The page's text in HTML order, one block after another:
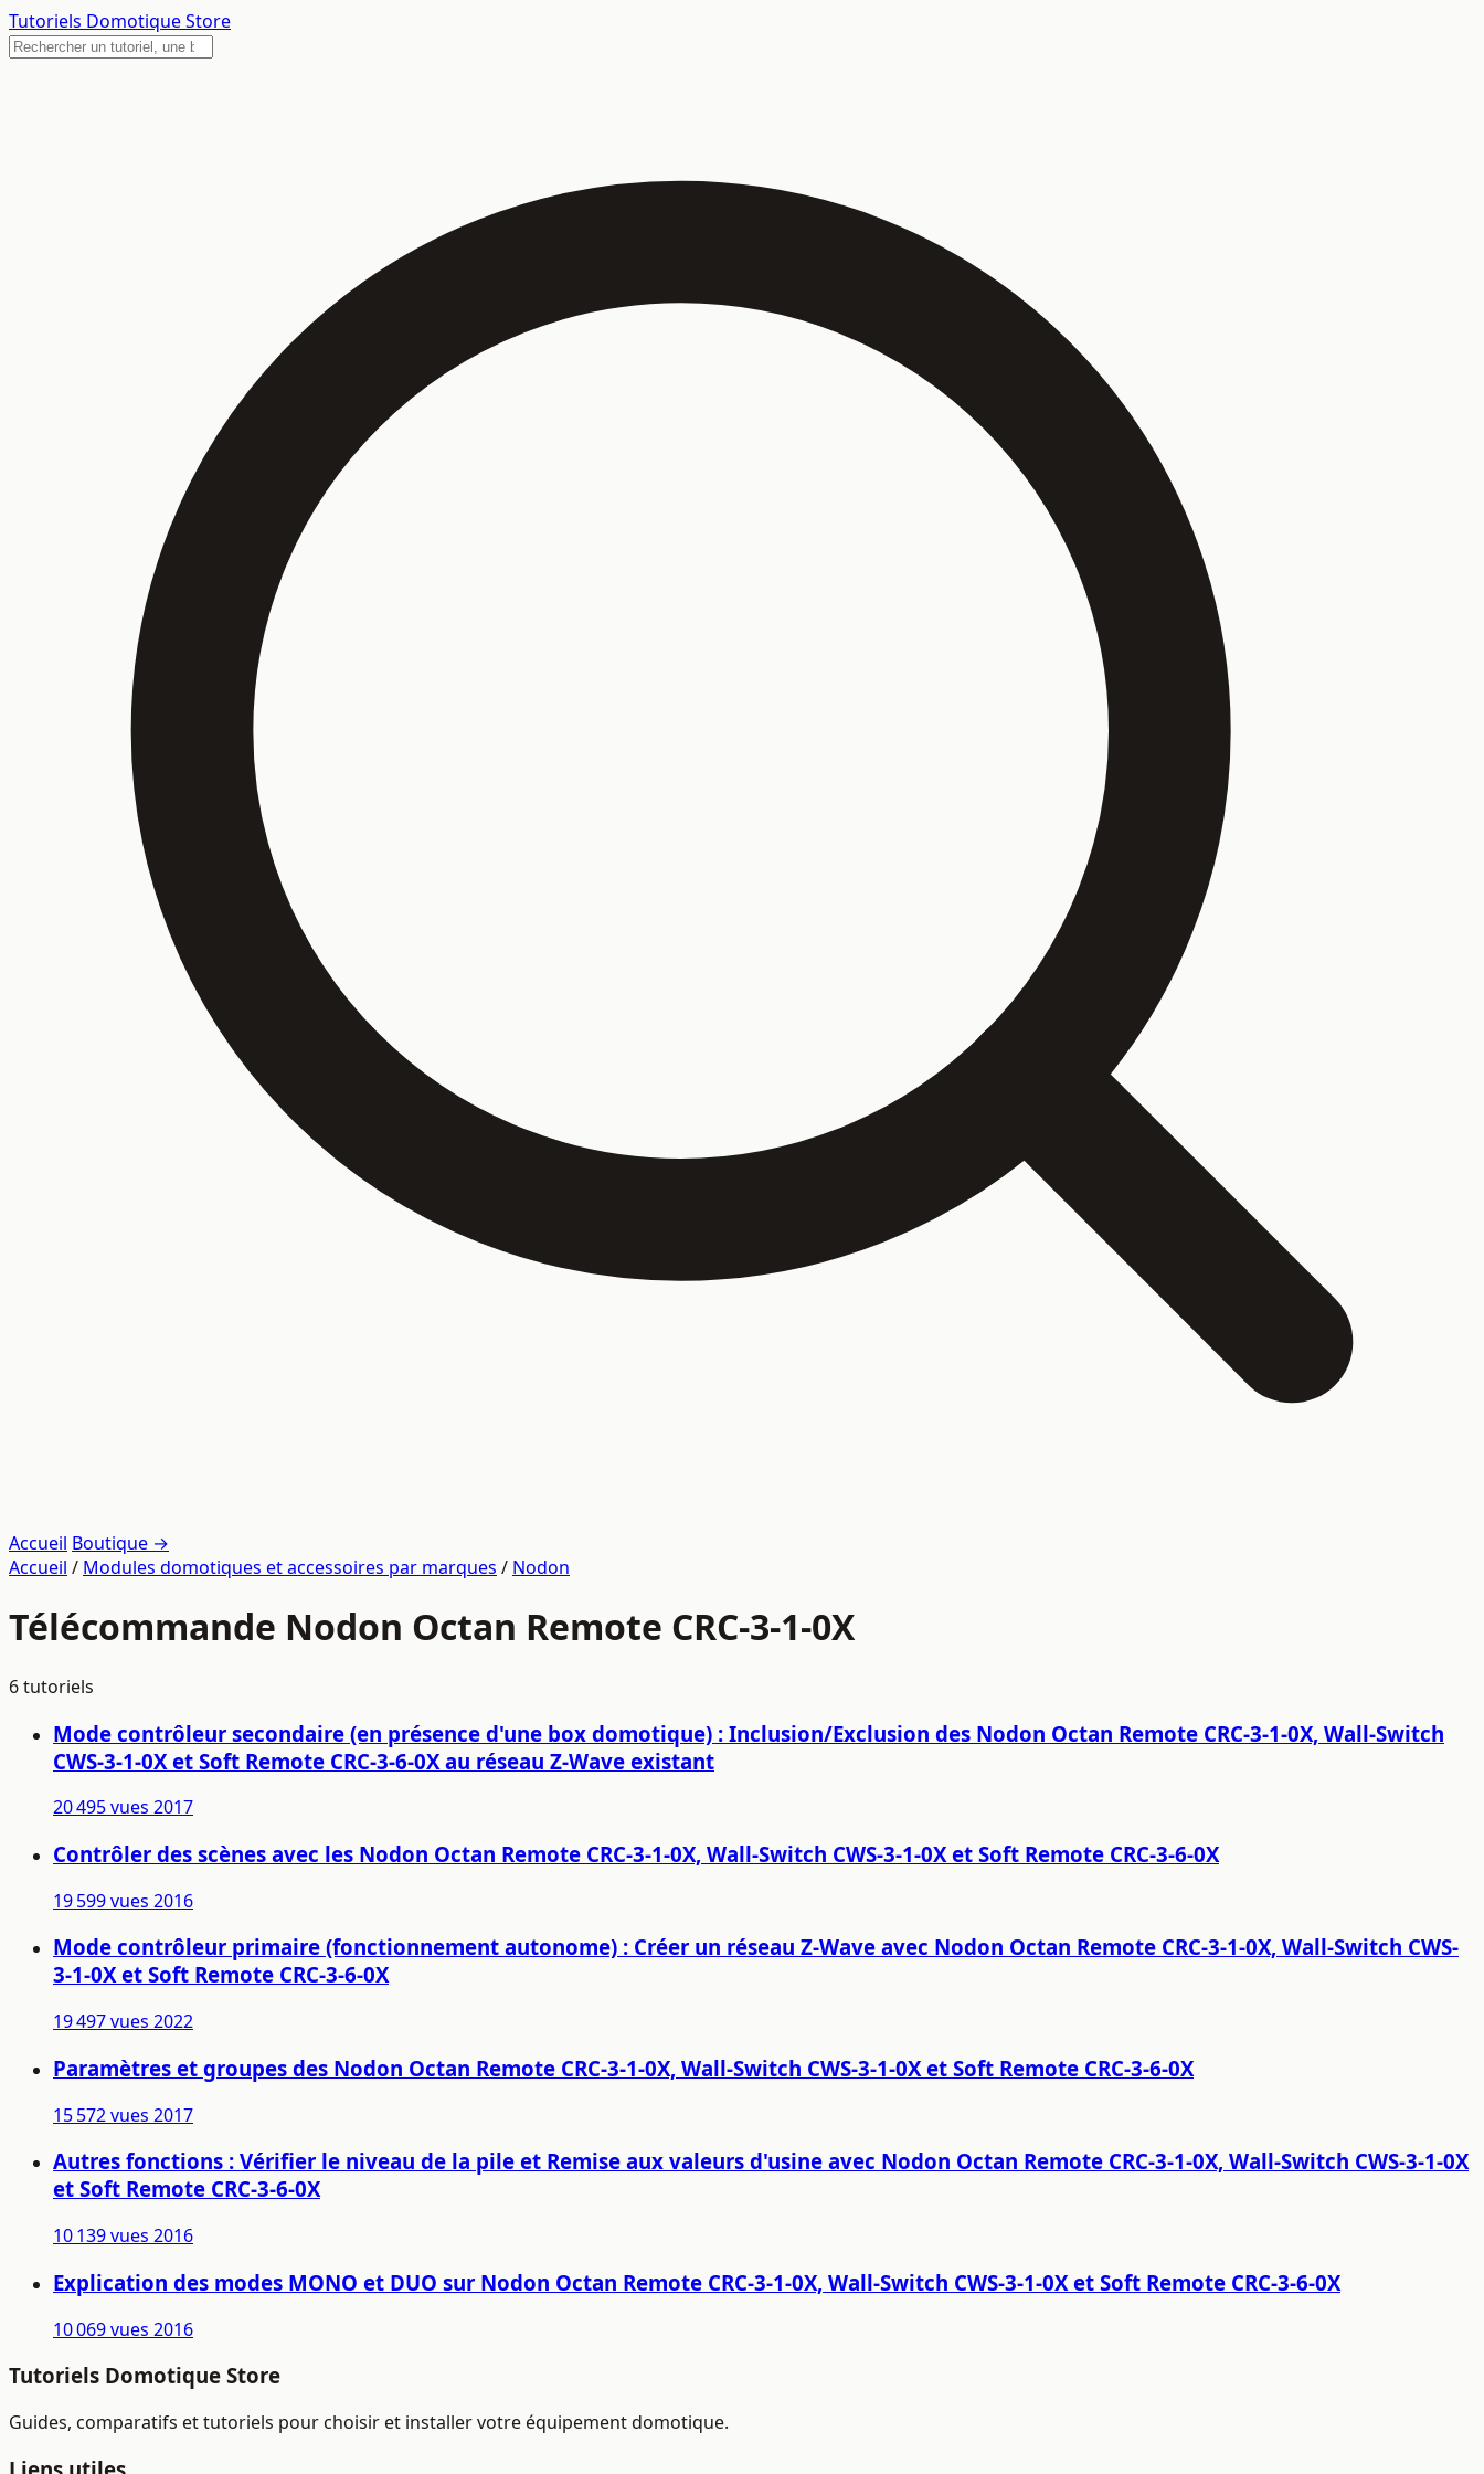
Tutoriels Domotique Store
Accueil Boutique →
Accueil / Modules domotiques et accessoires par marques / Nodon
Télécommande Nodon Octan Remote CRC-3-1-0X
6 tutoriels
Mode contrôleur secondaire (en présence d'une box domotique) : Inclusion/Exclusion des Nodon Octan Remote CRC-3-1-0X, Wall-Switch
CWS-3-1-0X et Soft Remote CRC-3-6-0X au réseau Z‑Wave existant
20 495 vues 2017
Contrôler des scènes avec les Nodon Octan Remote CRC-3-1-0X, Wall-Switch CWS-3-1-0X et Soft Remote CRC-3-6-0X
19 599 vues 2016
Mode contrôleur primaire (fonctionnement autonome) : Créer un réseau Z-Wave avec Nodon Octan Remote CRC-3-1-0X, Wall-Switch CWS-
3-1-0X et Soft Remote CRC-3-6-0X
19 497 vues 2022
Paramètres et groupes des Nodon Octan Remote CRC-3-1-0X, Wall-Switch CWS-3-1-0X et Soft Remote CRC-3-6-0X
15 572 vues 2017
Autres fonctions : Vérifier le niveau de la pile et Remise aux valeurs d'usine avec Nodon Octan Remote CRC-3-1-0X, Wall-Switch CWS-3-1-0X
et Soft Remote CRC-3-6-0X
10 139 vues 2016
Explication des modes MONO et DUO sur Nodon Octan Remote CRC-3-1-0X, Wall-Switch CWS-3-1-0X et Soft Remote CRC-3-6-0X
10 069 vues 2016
Tutoriels Domotique Store
Guides, comparatifs et tutoriels pour choisir et installer votre équipement domotique.